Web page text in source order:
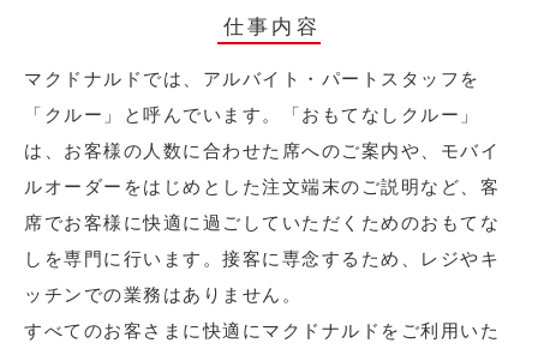
仕事内容
マクドナルドでは、アルバイト・パートスタッフを
「クルー」と呼んでいます。「おもてなしクルー」
は、お客様の人数に合わせた席へのご案内や、モバイ
ルオーダーをはじめとした注文端末のご説明など、客
席でお客様に快適に過ごしていただくためのおもてな
しを専門に行います。接客に専念するため、レジやキ
ッチンでの業務はありません。
すべてのお客さまに快適にマクドナルドをご利用いた